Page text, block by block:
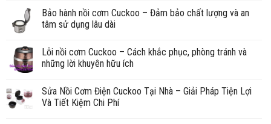
Bảo hành nồi cơm Cuckoo – Đảm bảo chất lượng và an
tâm sử dụng lâu dài
Lỗi nồi cơm Cuckoo – Cách khắc phục, phòng tránh và
những lời khuyên hữu ích
Sửa Nồi Cơm Điện Cuckoo Tại Nhà – Giải Pháp Tiện Lợi
Và Tiết Kiệm Chi Phí